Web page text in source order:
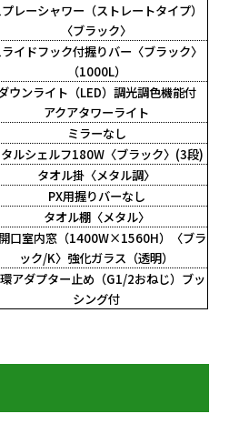
レーシャワー（ストレートタイプ）
〈ブラック〉
イドフック付握りバー〈ブラック〉
（1000L）
ウンライト（LED）調光調色機能付
アクアタワーライト
ミラーなし
ルシェルフ180W〈ブラック〉(3段)
タオル掛〈メタル調〉
PX用握りバーなし
タオル棚〈メタル〉
口室内窓（1400W×1560H）〈ブラ
ック/K〉強化ガラス（透明）
アダプター止め（G1/2おねじ）ブッ
シング付